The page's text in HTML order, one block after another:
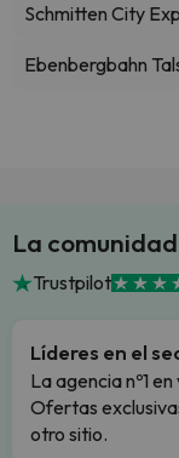
Schmitten City
Ebenbergbahn
La
Trustpilot
Líderes en el
La agencia nº1
Ofertas
otro sitio.